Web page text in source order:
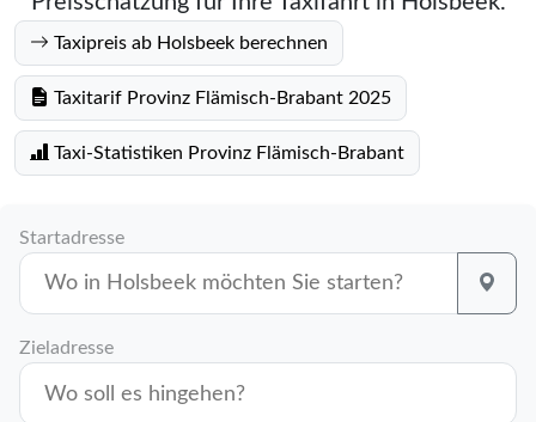
Taxipreis ab Holsbeek berechnen
Taxitarif Provinz Flämisch-Brabant 2025
Taxi-Statistiken Provinz Flämisch-Brabant
Startadresse
Zieladresse